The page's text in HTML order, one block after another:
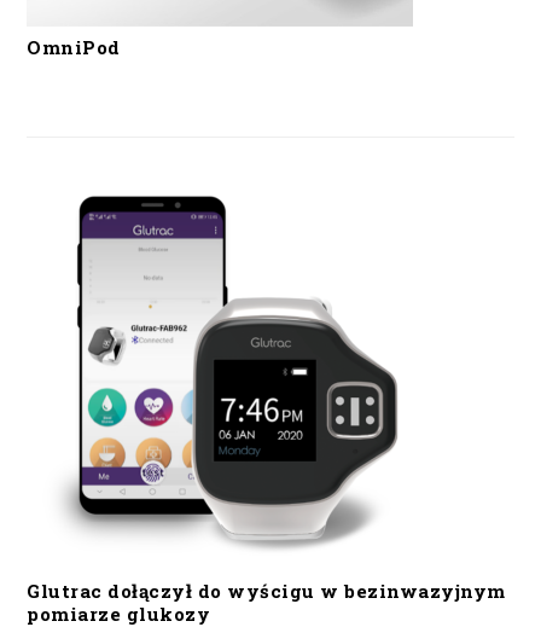
OmniPod
Glutrac dołączył do wyścigu w bezinwazyjnym
pomiarze glukozy